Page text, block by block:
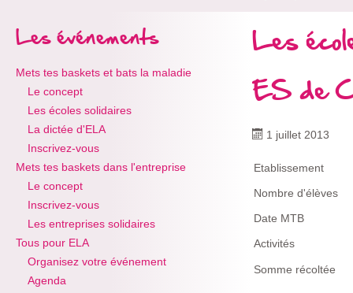
Les événements
Mets tes baskets et bats la maladie
Le concept
Les écoles solidaires
La dictée d'ELA
Inscrivez-vous
Mets tes baskets dans l'entreprise
Le concept
Inscrivez-vous
Les entreprises solidaires
Tous pour ELA
Organisez votre événement
Agenda
Les
ES de
1 juillet 2013
Etablissement
Nombre d'élèves
Date MTB
Activités
Somme récoltée